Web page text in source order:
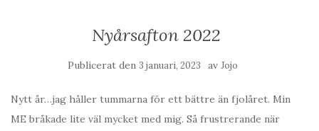
Nyårsafton 2022
Publicerat den 3 januari, 2023 av Jojo
Nytt år…jag håller tummarna för ett bättre än fjolåret. Min
ME bråkade lite väl mycket med mig. Så frustrerande när